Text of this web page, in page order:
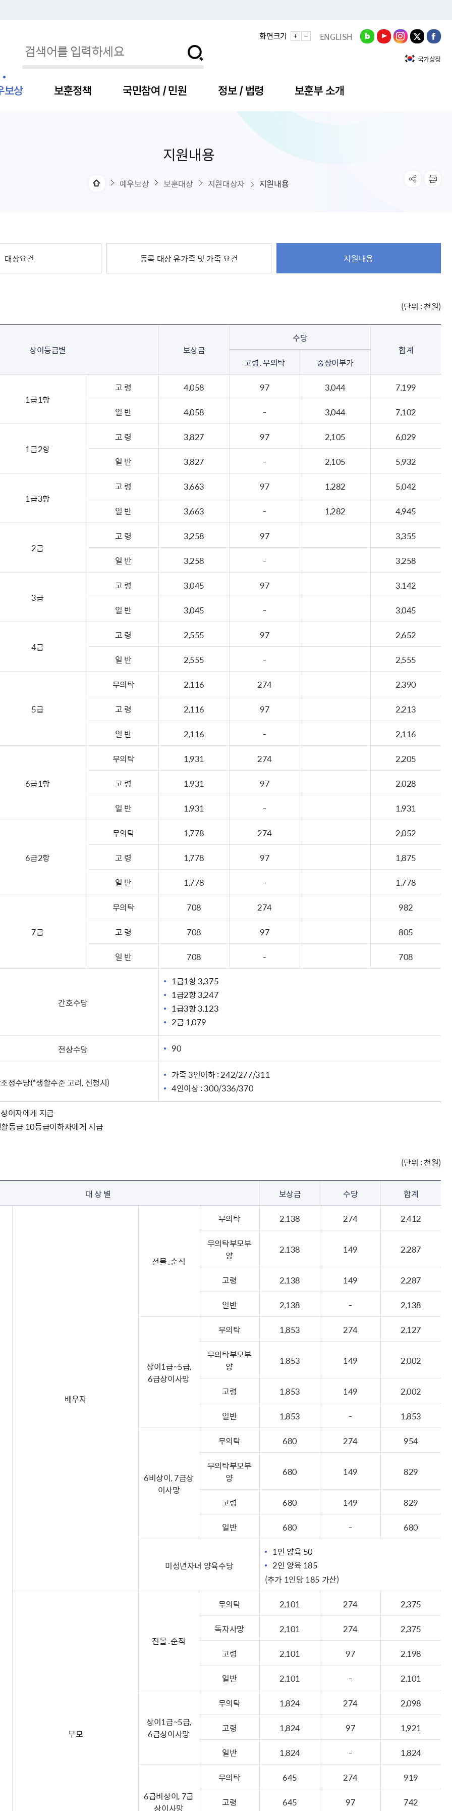
화면크기 ENGLISH
국가상징
보훈영상관
자료실
보상
(의)증
공자
대부지원
보훈지원 안내자료
사업활동
신체검사 제도안내
정보 공유
보훈정책
운영공개
헌장 전문
계약관련
주요회의결과
비영리법인
협동조합 경영공시
기타
국민참여 / 민원
부패행위신고
국가유공자 부정 등록 신고
보훈급여금 부정수령 신고
정부포상공개검증
적극행정 국민추천
정보 / 법령
록
훈령·예규
행정소송
국가배상
보훈부 소개
번호
주요일정
지원내용
예우보상 보훈대상 지원대상자 지원내용
대상요건 등록 대상 유가족 및 가족 요건 지원내용
(단위 : 천원)
상이등급별 보상금
수당
합계
고령․무의탁
중상이부가
1급1항
고 령 4,058 97 3,044 7,199
일 반 4,058 - 3,044 7,102
1급2항
고 령 3,827 97 2,105 6,029
일 반 3,827 - 2,105 5,932
1급3항
고 령 3,663 97 1,282 5,042
일 반 3,663 - 1,282 4,945
2급
고 령 3,258 97 3,355
일 반 3,258 - 3,258
3급
고 령 3,045 97 3,142
일 반 3,045 - 3,045
4급
고 령 2,555 97 2,652
일 반 2,555 - 2,555
5급
무의탁 2,116 274 2,390
고 령 2,116 97 2,213
일 반 2,116 - 2,116
6급1항
무의탁 1,931 274 2,205
고 령 1,931 97 2,028
일 반 1,931 - 1,931
6급2항
무의탁 1,778 274 2,052
고 령 1,778 97 1,875
일 반 1,778 - 1,778
7급
무의탁 708 274 982
고 령 708 97 805
일 반 708 - 708
간호수당
1급1항 3,375
1급2항 3,247
1급3항 3,123
2급 1,079
전상수당 90
정수당(*생활수준 고려, 신청시)
가족 3인이하 : 242/277/311
4인이상 : 300/336/370
이자에게 지급
등급 10등급이하자에게 지급
(단위 : 천원)
대 상 별 보상금 수당 합계
배우자
전몰․순직
무의탁 2,138 274 2,412
무의탁부모부
양
2,138 149 2,287
고령 2,138 149 2,287
일반 2,138 - 2,138
상이1급~5급,
6급상이사망
무의탁 1,853 274 2,127
무의탁부모부
양
1,853 149 2,002
고령 1,853 149 2,002
일반 1,853 - 1,853
6비상이, 7급상
이사망
무의탁 680 274 954
무의탁부모부
양
680 149 829
고령 680 149 829
일반 680 - 680
미성년자녀 양육수당
1인 양육 50
2인 양육 185
(추가 1인당 185 가산)
부모
전몰․순직
무의탁 2,101 274 2,375
독자사망 2,101 274 2,375
고령 2,101 97 2,198
일반 2,101 - 2,101
상이1급~5급,
6급상이사망
무의탁 1,824 274 2,098
고령 1,824 97 1,921
일반 1,824 - 1,824
6급비상이, 7급
상이사망
무의탁 645 274 919
고령 645 97 742